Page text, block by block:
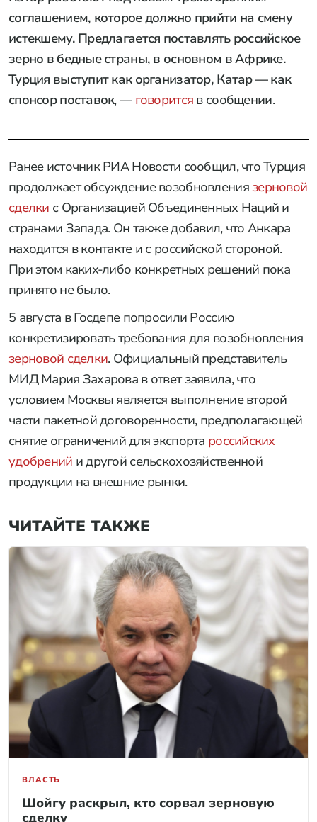
соглашением, которое должно прийти на смену
истекшему. Предлагается поставлять российское
зерно в бедные страны, в основном в Африке.
Турция выступит как организатор, Катар — как
спонсор поставок, — говорится в сообщении.
Ранее источник РИА Новости сообщил, что Турция
продолжает обсуждение возобновления зерновой
сделки с Организацией Объединенных Наций и
странами Запада. Он также добавил, что Анкара
находится в контакте и с российской стороной.
При этом каких-либо конкретных решений пока
принято не было.
5 августа в Госдепе попросили Россию
конкретизировать требования для возобновления
зерновой сделки. Официальный представитель
МИД Мария Захарова в ответ заявила, что
условием Москвы является выполнение второй
части пакетной договоренности, предполагающей
снятие ограничений для экспорта российских
удобрений и другой сельскохозяйственной
продукции на внешние рынки.
ЧИТАЙТЕ ТАКЖЕ
ВЛАСТЬ
Шойгу раскрыл, кто сорвал зерновую
сделку